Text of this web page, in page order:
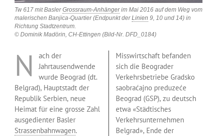
Tw 617 mit BaslerGrossraum-Anhängerim Mai 2016 auf dem Weg vom
malerischen Banjica-Quartier (Endpunkt derLinien 9, 10 und 14) in
Richtung Stadtzentrum.
© Dominik Madörin, CH-Ettingen (Bild-Nr. DFD_0184)
N
ach der
Jahrtausendwende
wurde Beograd (dt.
Belgrad), Hauptstadt der
Republik Serbien, neue
Heimat für eine grosse Zahl
ausgedienter Basler
Strassenbahnwagen.
Misswirtschaft befanden
sich die Beograder
Verkehrsbetriebe Gradsko
saobraćajno preduzeće
Beograd (GSP), zu deutsch
etwa «Städtisches
Verkehrsunternehmen
Belgrad», Ende der